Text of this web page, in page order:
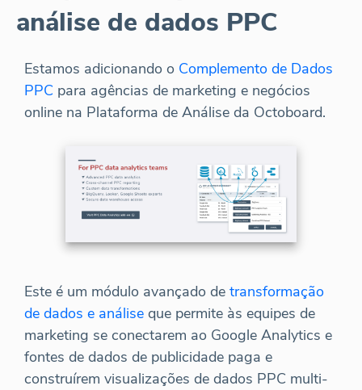
análise de dados PPC
Estamos adicionando o Complemento de Dados
PPC para agências de marketing e negócios
online na Plataforma de Análise da Octoboard.
Este é um módulo avançado de transformação
de dados e análise que permite às equipes de
marketing se conectarem ao Google Analytics e
fontes de dados de publicidade paga e
construírem visualizações de dados PPC multi-